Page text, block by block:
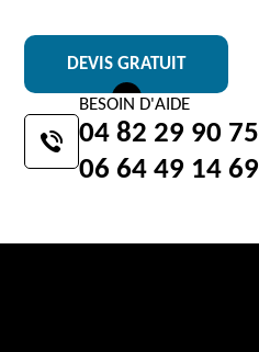
DEVIS GRATUIT
BESOIN D'AIDE
04 82 29 90 75
06 64 49 14 69